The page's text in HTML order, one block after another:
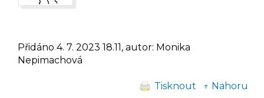
Přidáno 4. 7. 2023 18.11, autor: Monika
Nepimachová
Tisknout ↑ Nahoru